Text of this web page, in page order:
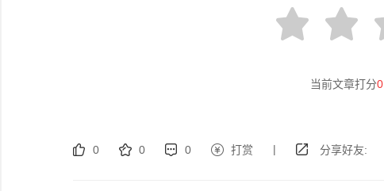
当前文章打分0
0 0 0 打赏 | 分享好友: